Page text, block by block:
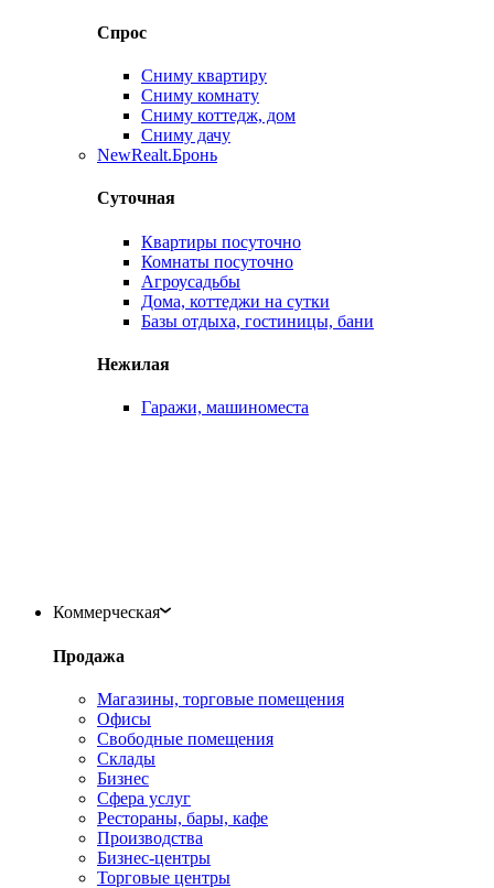
Спрос
Сниму квартиру
Сниму комнату
Сниму коттедж, дом
Сниму дачу
NewRealt.Бронь
Суточная
Квартиры посуточно
Комнаты посуточно
Агроусадьбы
Дома, коттеджи на сутки
Базы отдыха, гостиницы, бани
Нежилая
Гаражи, машиноместа
Коммерческая
Продажа
Магазины, торговые помещения
Офисы
Свободные помещения
Склады
Бизнес
Сфера услуг
Рестораны, бары, кафе
Производства
Бизнес-центры
Торговые центры